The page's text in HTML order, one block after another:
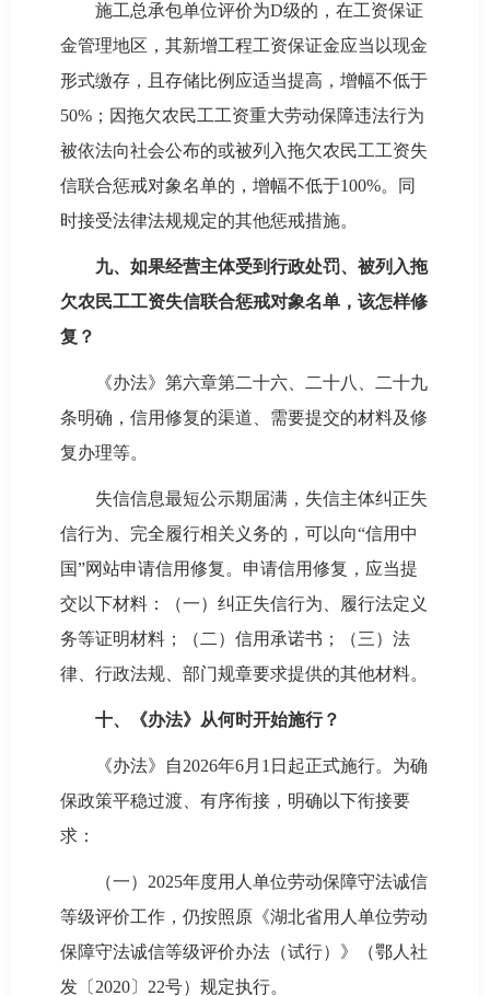
施工总承包单位评价为D级的，在工资保证
金管理地区，其新增工程工资保证金应当以现金
形式缴存，且存储比例应适当提高，增幅不低于
50%；因拖欠农民工工资重大劳动保障违法行为
被依法向社会公布的或被列入拖欠农民工工资失
信联合惩戒对象名单的，增幅不低于100%。同
时接受法律法规规定的其他惩戒措施。
九、如果经营主体受到行政处罚、被列入拖
欠农民工工资失信联合惩戒对象名单，该怎样修
复？
《办法》第六章第二十六、二十八、二十九
条明确，信用修复的渠道、需要提交的材料及修
复办理等。
失信信息最短公示期届满，失信主体纠正失
信行为、完全履行相关义务的，可以向“信用中
国”网站申请信用修复。申请信用修复，应当提
交以下材料：（一）纠正失信行为、履行法定义
务等证明材料；（二）信用承诺书；（三）法
律、行政法规、部门规章要求提供的其他材料。
十、《办法》从何时开始施行？
《办法》自2026年6月1日起正式施行。为确
保政策平稳过渡、有序衔接，明确以下衔接要
求：
（一）2025年度用人单位劳动保障守法诚信
等级评价工作，仍按照原《湖北省用人单位劳动
保障守法诚信等级评价办法（试行）》（鄂人社
发〔2020〕22号）规定执行。